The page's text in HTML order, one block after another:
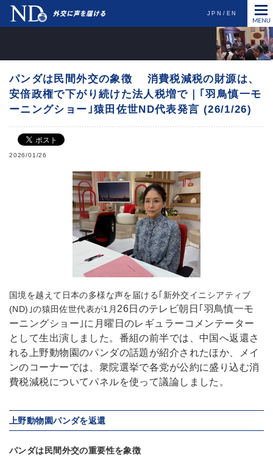
JPN EN
パンダは民間外交の象徴 消費税減税の財源は、
安倍政権で下がり続けた法人税増で｜｢羽鳥慎一モ
ーニングショー｣猿田佐世ND代表発言 (26/1/26)
2026/01/26
国境を越えて日本の多様な声を届ける｢新外交イニシアティブ
(ND)｣の猿田佐世代表が1月26日のテレビ朝日｢羽鳥慎一モ
ーニングショー｣に月曜日のレギュラーコメンテーター
として生出演しました。番組の前半では、中国へ返還さ
れる上野動物園のパンダの話題が紹介されたほか、メイ
ンのコーナーでは、衆院選挙で各党が公約に盛り込む消
費税減税についてパネルを使って議論しました。
上野動物園パンダを返還
パンダは民間外交の重要性を象徴